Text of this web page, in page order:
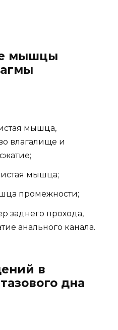
мышцы
мышца,
влагалище и
мышца;
промежности;
заднего прохода,
анального канала.
в
дна